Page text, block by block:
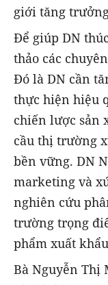
giới tăng
Để giúp DN
thảo các
Đó là DN cần
thực hiện hiệu
chiến lược sản
cầu thị trường
bền vững. DN
marketing và
nghiên cứu
trường trọng
phẩm xuất
Bà Nguyễn Thị